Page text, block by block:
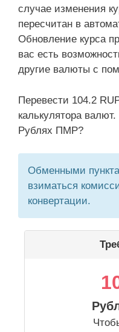
случае изменения
пересчитан в
Обновление курса
вас есть
другие валюты с
Перевести 104.2
калькулятора
Рублях ПМР?
Обменными
взиматься
конвертации.